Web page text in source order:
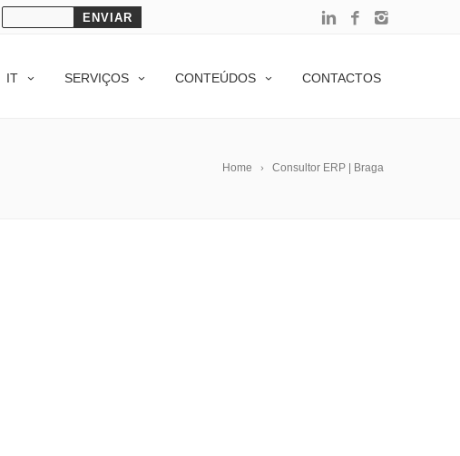
IT SERVIÇOS CONTEÚDOS CONTACTOS
Home Consultor ERP | Braga